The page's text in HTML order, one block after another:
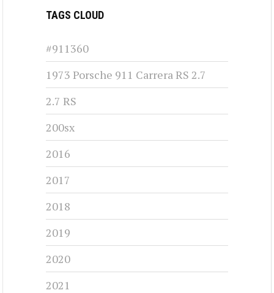
TAGS CLOUD
#911360
1973 Porsche 911 Carrera RS 2.7
2.7 RS
200sx
2016
2017
2018
2019
2020
2021